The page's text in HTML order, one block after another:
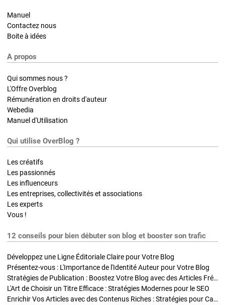
Manuel
Contactez nous
Boite à idées
A propos
Qui sommes nous ?
L'Offre Overblog
Rémunération en droits d'auteur
Webedia
Manuel d'Utilisation
Qui utilise OverBlog ?
Les créatifs
Les passionnés
Les influenceurs
Les entreprises, collectivités et associations
Les experts
Vous !
12 conseils pour bien débuter son blog et booster son trafic
Développez une Ligne Éditoriale Claire pour Votre Blog
Présentez-vous : L'Importance de l'Identité Auteur pour Votre Blog
Stratégies de Publication : Boostez Votre Blog avec des Articles Fréquents et Exclusifs
L'Art de Choisir un Titre Efficace : Stratégies Modernes pour le SEO
Enrichir Vos Articles avec des Contenus Riches : Stratégies pour Captiver et Optimiser